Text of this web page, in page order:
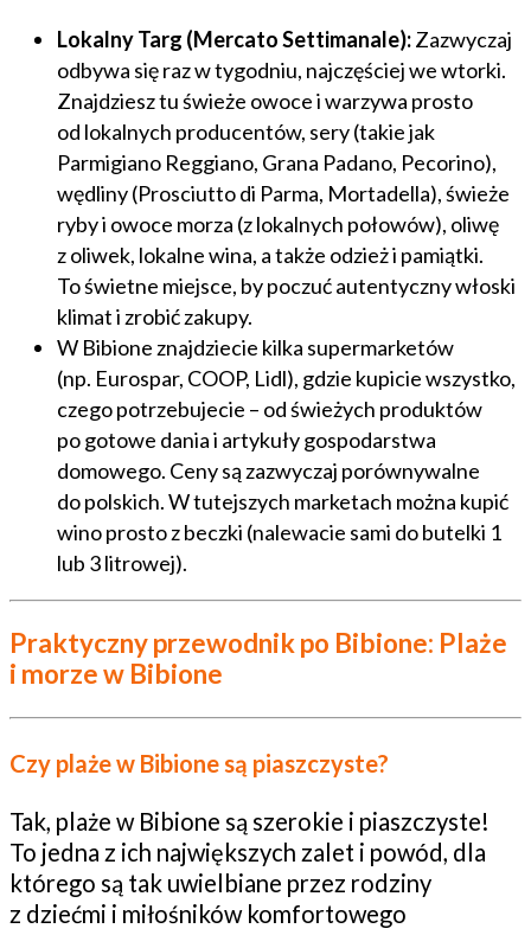
Lokalny Targ (Mercato Settimanale):Zazwyczaj
odbywa się raz w tygodniu, najczęściej we wtorki.
Znajdziesz tu świeże owoce i warzywa prosto
od lokalnych producentów, sery (takie jak
Parmigiano Reggiano, Grana Padano, Pecorino),
wędliny (Prosciutto di Parma, Mortadella), świeże
ryby i owoce morza (z lokalnych połowów), oliwę
z oliwek, lokalne wina, a także odzież i pamiątki.
To świetne miejsce, by poczuć autentyczny włoski
klimat i zrobić zakupy.
W Bibione znajdziecie kilka supermarketów
(np. Eurospar, COOP, Lidl), gdzie kupicie wszystko,
czego potrzebujecie – od świeżych produktów
po gotowe dania i artykuły gospodarstwa
domowego. Ceny są zazwyczaj porównywalne
do polskich. W tutejszych marketach można kupić
wino prosto z beczki (nalewacie sami do butelki 1
lub 3 litrowej).
Praktyczny przewodnik po Bibione: Plaże
i morze w Bibione
Czy plaże w Bibione są piaszczyste?
Tak, plaże w Bibione są szerokie i piaszczyste!
To jedna z ich największych zalet i powód, dla
którego są tak uwielbiane przez rodziny
z dziećmi i miłośników komfortowego